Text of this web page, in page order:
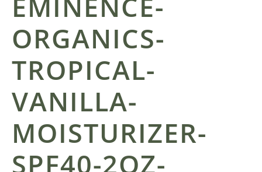
ORGANICS-
TROPICAL-
VANILLA-
MOISTURIZER-
SPF40-2OZ-